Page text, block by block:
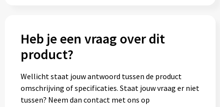
Heb je een vraag over dit
product?
Wellicht staat jouw antwoord tussen de product
omschrijving of specificaties. Staat jouw vraag er niet
tussen? Neem dan contact met ons op